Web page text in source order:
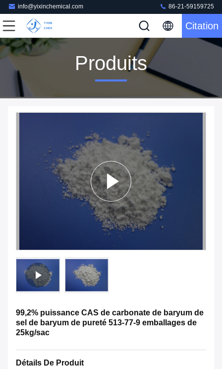
info@yixinchemical.com 86-21-59159725
Citation
Produits
99,2% puissance CAS de carbonate de baryum de
sel de baryum de pureté 513-77-9 emballages de
25kg/sac
Détails De Produit